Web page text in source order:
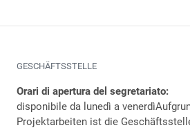
GESCHÄFTSSTELLE
Orari di apertura del segretariato:
disponibile da lunedì a venerdì
Projektarbeiten ist die